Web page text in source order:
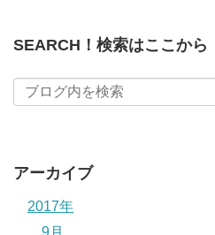
SEARCH！検索はここから
アーカイブ
2017年
9月